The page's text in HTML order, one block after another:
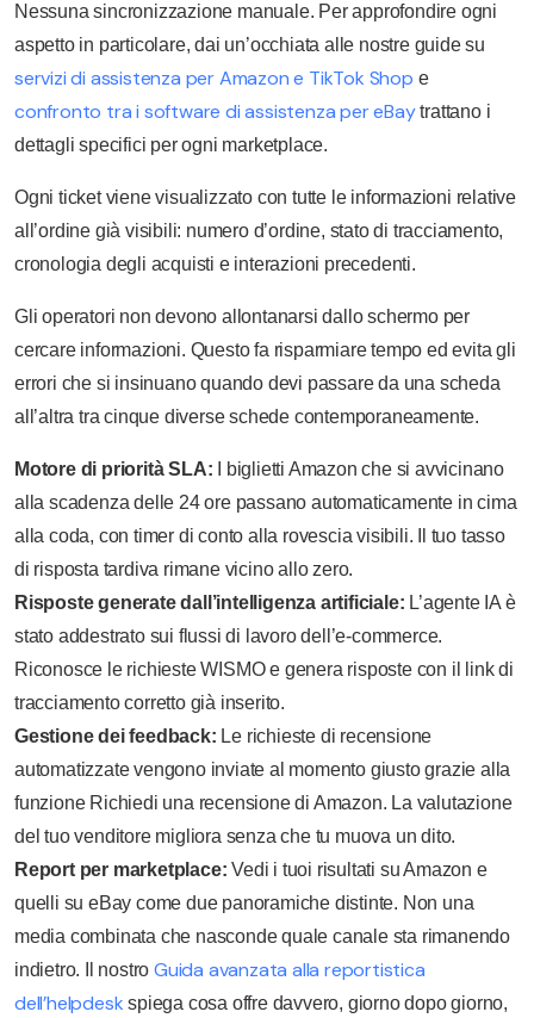
Nessuna sincronizzazione manuale. Per approfondire ogni
aspetto in particolare, dai un’occhiata alle nostre guide su
servizi di assistenza per Amazon e TikTok Shop e
confronto tra i software di assistenza per eBaytrattano i
dettagli specifici per ogni marketplace.
Ogni ticket viene visualizzato con tutte le informazioni relative
all’ordine già visibili: numero d’ordine, stato di tracciamento,
cronologia degli acquisti e interazioni precedenti.
Gli operatori non devono allontanarsi dallo schermo per
cercare informazioni. Questo fa risparmiare tempo ed evita gli
errori che si insinuano quando devi passare da una scheda
all’altra tra cinque diverse schede contemporaneamente.
Motore di priorità SLA: I biglietti Amazon che si avvicinano
alla scadenza delle 24 ore passano automaticamente in cima
alla coda, con timer di conto alla rovescia visibili. Il tuo tasso
di risposta tardiva rimane vicino allo zero.
Risposte generate dall’intelligenza artificiale: L’agente IA è
stato addestrato sui flussi di lavoro dell’e-commerce.
Riconosce le richieste WISMO e genera risposte con il link di
tracciamento corretto già inserito.
Gestione dei feedback: Le richieste di recensione
automatizzate vengono inviate al momento giusto grazie alla
funzione Richiedi una recensione di Amazon. La valutazione
del tuo venditore migliora senza che tu muova un dito.
Report per marketplace:Vedi i tuoi risultati su Amazon e
quelli su eBay come due panoramiche distinte. Non una
media combinata che nasconde quale canale sta rimanendo
indietro. Il nostroGuida avanzata alla reportistica
dell’helpdesk spiega cosa offre davvero, giorno dopo giorno,